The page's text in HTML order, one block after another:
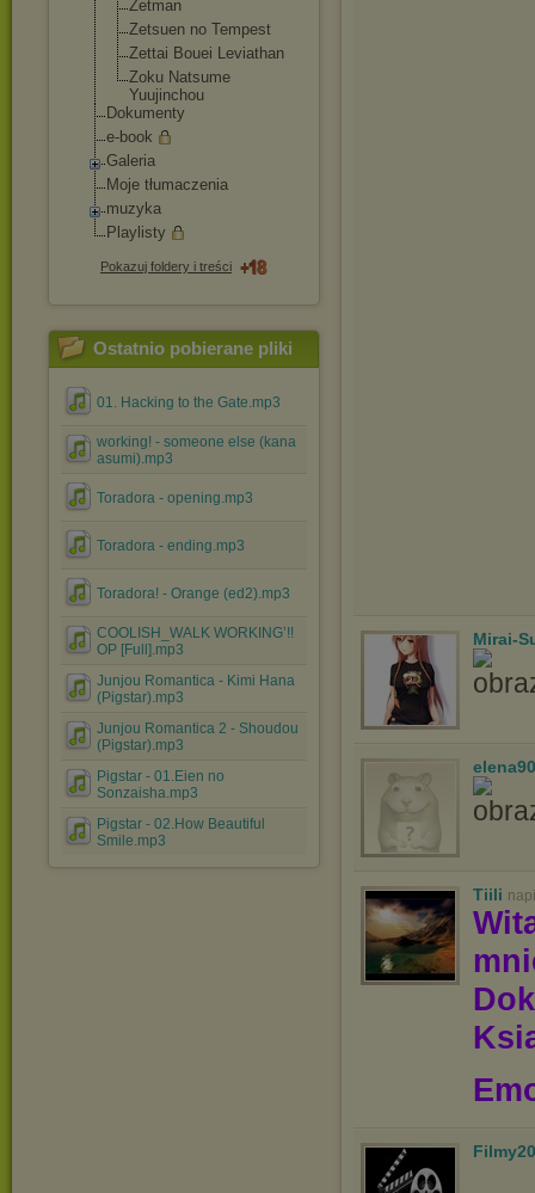
Zetman
Zetsuen no Tempest
Zettai Bouei Leviathan
Zoku Natsume
Yuujinchou
Dokumenty
e-book
Galeria
Moje tłumaczenia
muzyka
Playlisty
Pokazuj foldery i treści
Ostatnio pobierane pliki
01. Hacking to the Gate.mp3
working! - someone else (kana
asumi).mp3
Toradora - opening.mp3
Toradora - ending.mp3
Toradora! - Orange (ed2).mp3
COOLISH_WALK WORKING’!!
OP [Full].mp3
Junjou Romantica - Kimi Hana
(Pigstar).mp3
Junjou Romantica 2 - Shoudou
(Pigstar).mp3
Pigstar - 01.Eien no
Sonzaisha.mp3
Pigstar - 02.How Beautiful
Smile.mp3
Mirai-
elena90
Tiili